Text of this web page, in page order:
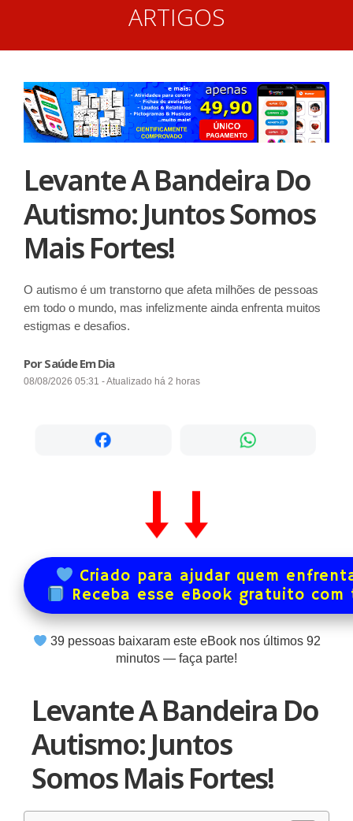
ARTIGOS
Levante A Bandeira Do
Autismo: Juntos Somos
Mais Fortes!
O autismo é um transtorno que afeta milhões de pessoas
em todo o mundo, mas infelizmente ainda enfrenta muitos
estigmas e desafios.
Por Saúde Em Dia
08/08/2026 05:31 - Atualizado há 2 horas
Criado para ajudar quem
Receba esse eBook gratuito
39pessoas baixaram este eBook nos últimos 92
minutos — faça parte!
Levante A Bandeira Do
Autismo: Juntos
Somos Mais Fortes!